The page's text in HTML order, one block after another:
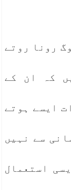
رونا روتے
کہ ان کے
ایسے ہوتے
سے نہیں
استعمال